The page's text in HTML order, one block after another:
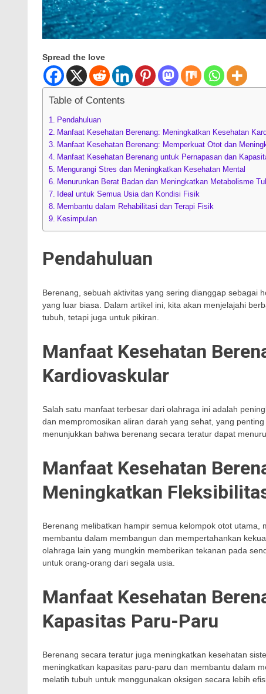
Spread the love
Table of Contents
Pendahuluan
Manfaat Kesehatan Berenang: Meningkatkan Kesehatan
Manfaat Kesehatan Berenang: Memperkuat Otot dan
Manfaat Kesehatan Berenang untuk Pernapasan dan
Mengurangi Stres dan Meningkatkan Kesehatan Mental
Menurunkan Berat Badan dan Meningkatkan Metabolisme
Ideal untuk Semua Usia dan Kondisi Fisik
Membantu dalam Rehabilitasi dan Terapi Fisik
Kesimpulan
Pendahuluan
Berenang, sebuah aktivitas yang sering dianggap sebagai
yang luar biasa. Dalam artikel ini, kita akan menjelajahi
tubuh, tetapi juga untuk pikiran.
Manfaat Kesehatan
Kardiovaskular
Salah satu manfaat terbesar dari olahraga ini adalah
dan mempromosikan aliran darah yang sehat, yang
menunjukkan bahwa berenang secara teratur dapat
Manfaat Kesehatan
Meningkatkan
Berenang melibatkan hampir semua kelompok otot
membantu dalam membangun dan mempertahankan
olahraga lain yang mungkin memberikan tekanan pada
untuk orang-orang dari segala usia.
Manfaat Kesehatan
Kapasitas Paru-Paru
Berenang secara teratur juga meningkatkan kesehatan
meningkatkan kapasitas paru-paru dan membantu dalam
melatih tubuh untuk menggunakan oksigen secara lebih